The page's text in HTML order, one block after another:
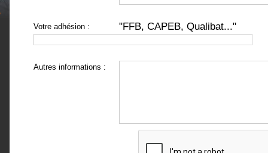
Votre adhésion : "FFB, CAPEB, Qualibat..."
Autres informations :